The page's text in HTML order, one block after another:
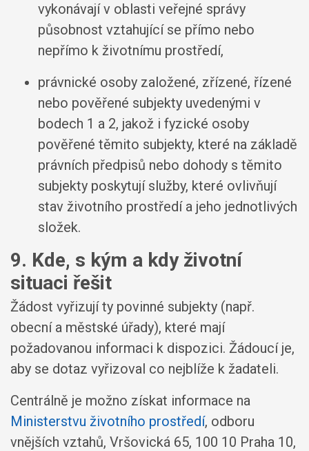
vykonávají v oblasti veřejné správy
působnost vztahující se přímo nebo
nepřímo k životnímu prostředí,
právnické osoby založené, zřízené, řízené
nebo pověřené subjekty uvedenými v
bodech 1 a 2, jakož i fyzické osoby
pověřené těmito subjekty, které na základě
právních předpisů nebo dohody s těmito
subjekty poskytují služby, které ovlivňují
stav životního prostředí a jeho jednotlivých
složek.
9. Kde, s kým a kdy životní
situaci řešit
Žádost vyřizují ty povinné subjekty (např.
obecní a městské úřady), které mají
požadovanou informaci k dispozici. Žádoucí je,
aby se dotaz vyřizoval co nejblíže k žadateli.
Centrálně je možno získat informace na
Ministerstvu životního prostředí, odboru
vnějších vztahů, Vršovická 65, 100 10 Praha 10,